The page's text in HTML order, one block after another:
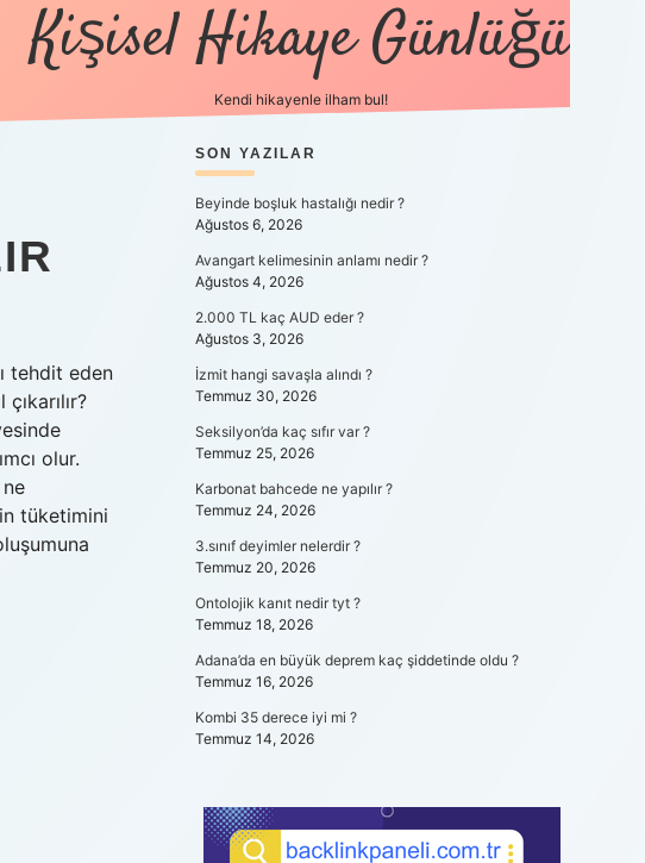
Kişisel Hikaye Günlüğü
Kendi hikayenle ilham bul!
tehdit eden
olur.
tüketimini
SIDEBAR
SON YAZILAR
Beyinde boşluk hastalığı nedir ?
Ağustos 6, 2026
Avangart kelimesinin anlamı nedir ?
Ağustos 4, 2026
2.000 TL kaç AUD eder ?
Ağustos 3, 2026
İzmit hangi savaşla alındı ?
Temmuz 30, 2026
Seksilyon’da kaç sıfır var ?
Temmuz 25, 2026
Karbonat bahcede ne yapılır ?
Temmuz 24, 2026
3.sınıf deyimler nelerdir ?
Temmuz 20, 2026
Ontolojik kanıt nedir tyt ?
Temmuz 18, 2026
Adana’da en büyük deprem kaç şiddetinde oldu ?
Temmuz 16, 2026
Kombi 35 derece iyi mi ?
Temmuz 14, 2026